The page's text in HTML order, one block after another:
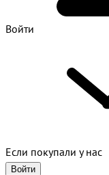
Войти
Если покупали у нас
Войти